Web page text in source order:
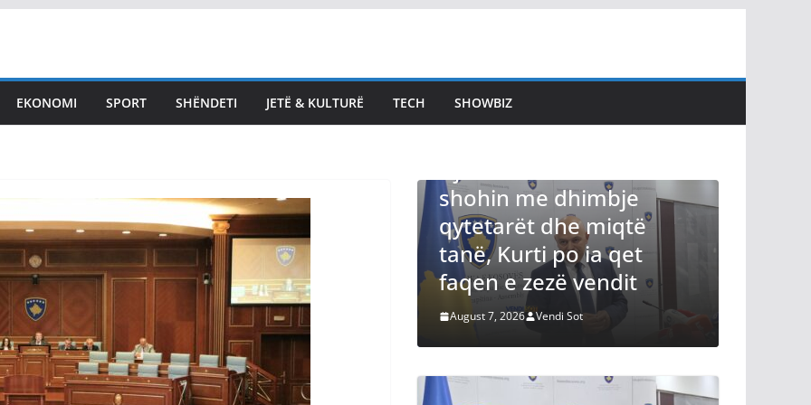
EKONOMI SPORT SHËNDETI JETË & KULTURË TECH SHOWBIZ
Haxhiun jo
të hapë
për krim
Republikës
Vendi Sot
shohin me dhimbje
qytetarët dhe miqtë
tanë, Kurti po ia qet
faqen e zezë vendit
August 7, 2026
LAJMET
Besnik Tahiri: Dyert e
sallës së Kuvendit janë
të mbyllura
August 7, 2026 Vendi Sot